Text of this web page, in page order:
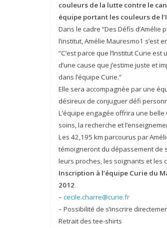
couleurs de la lutte contre le
équipe portant les couleurs de
Dans le cadre “Des Défis
l’institut, Amélie Mauresmo1 s’est
“C’est parce que l’Institut Curie
d’une cause que j’estime juste et
dans l’équipe Curie.”
Elle sera accompagnée par une
désireux de conjuguer défi
L’équipe engagée offrira une belle
soins, la recherche et
Les 42,195 km parcourus par
témoigneront du dépassement de
leurs proches, les soignants et les
Inscription à l’équipe Curie du
2012
– cecile.charre@curie.fr
– Possibilité de s’inscrire
Retrait des tee-shirts